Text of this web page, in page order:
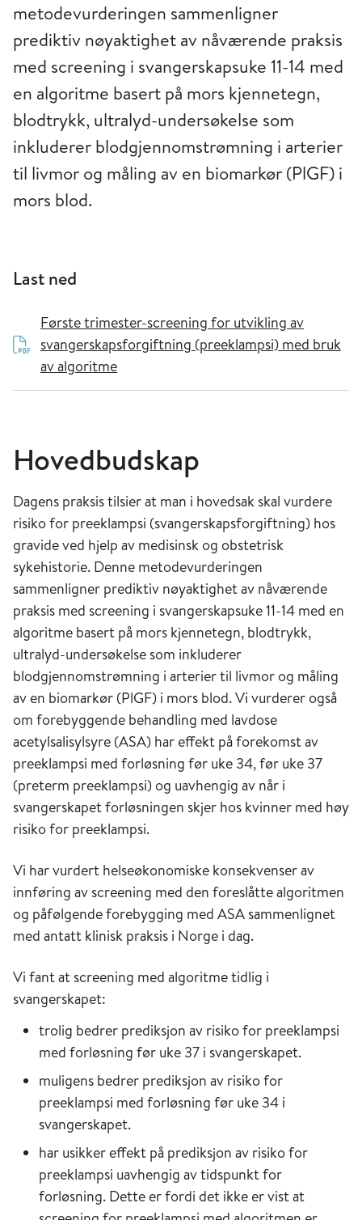
metodevurderingen sammenligner
prediktiv nøyaktighet av nåværende praksis
med screening i svangerskapsuke 11-14 med
en algoritme basert på mors kjennetegn,
blodtrykk, ultralyd-undersøkelse som
inkluderer blodgjennomstrømning i arterier
til livmor og måling av en biomarkør (PlGF) i
mors blod.
Last ned
Første trimester-screening for utvikling av
svangerskapsforgiftning (preeklampsi) med bruk
av algoritme
Hovedbudskap
Dagens praksis tilsier at man i hovedsak skal vurdere
risiko for preeklampsi (svangerskapsforgiftning) hos
gravide ved hjelp av medisinsk og obstetrisk
sykehistorie. Denne metodevurderingen
sammenligner prediktiv nøyaktighet av nåværende
praksis med screening i svangerskapsuke 11-14 med en
algoritme basert på mors kjennetegn, blodtrykk,
ultralyd-undersøkelse som inkluderer
blodgjennomstrømning i arterier til livmor og måling
av en biomarkør (PlGF) i mors blod. Vi vurderer også
om forebyggende behandling med lavdose
acetylsalisylsyre (ASA) har effekt på forekomst av
preeklampsi med forløsning før uke 34, før uke 37
(preterm preeklampsi) og uavhengig av når i
svangerskapet forløsningen skjer hos kvinner med høy
risiko for preeklampsi.
Vi har vurdert helseøkonomiske konsekvenser av
innføring av screening med den foreslåtte algoritmen
og påfølgende forebygging med ASA sammenlignet
med antatt klinisk praksis i Norge i dag.
Vi fant at screening med algoritme tidlig i
svangerskapet:
trolig bedrer prediksjon av risiko for preeklampsi
med forløsning før uke 37 i svangerskapet.
muligens bedrer prediksjon av risiko for
preeklampsi med forløsning før uke 34 i
svangerskapet.
har usikker effekt på prediksjon av risiko for
preeklampsi uavhengig av tidspunkt for
forløsning. Dette er fordi det ikke er vist at